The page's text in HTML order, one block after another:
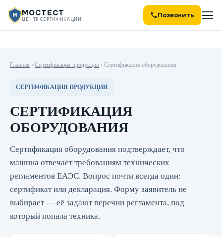
МОСТЕСТ
ЦЕНТР СЕРТИФИКАЦИИ Позвонить
Главная › Сертификация продукции › Сертификация оборудования
СЕРТИФИКАЦИЯ ПРОДУКЦИИ
СЕРТИФИКАЦИЯ
ОБОРУДОВАНИЯ
Сертификация оборудования подтверждает, что
машина отвечает требованиям технических
регламентов ЕАЭС. Вопрос почти всегда один:
сертификат или декларация. Форму заявитель не
выбирает — её задают перечни регламента, под
который попала техника.